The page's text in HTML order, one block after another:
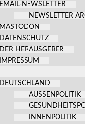
EMAIL-NEWSLETTER
NEWSLETTER
MASTODON
DATENSCHUTZ
DER HERAUSGEBER
IMPRESSUM
DEUTSCHLAND
AUSSENPOLITIK
INNENPOLITIK